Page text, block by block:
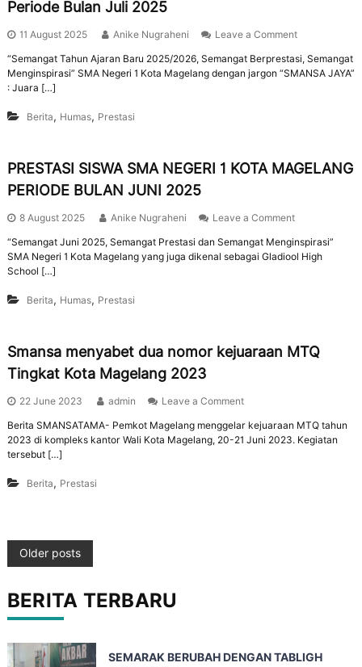
Periode Bulan Juli 2025
11 August 2025 Anike Nugraheni
Leave a Comment
“Semangat Tahun Ajaran Baru 2025/2026, Semangat Berprestasi, Semangat
Menginspirasi” SMA Negeri 1 Kota Magelang dengan jargon “SMANSA JAYA”
: Juara […]
Berita, Humas, Prestasi
PRESTASI SISWA SMA NEGERI 1 KOTA MAGELANG
PERIODE BULAN JUNI 2025
8 August 2025 Anike Nugraheni
Leave a Comment
“Semangat Juni 2025, Semangat Prestasi dan Semangat Menginspirasi”
SMA Negeri 1 Kota Magelang yang juga dikenal sebagai Gladiool High
School […]
Berita, Humas, Prestasi
Smansa menyabet dua nomor kejuaraan MTQ
Tingkat Kota Magelang 2023
22 June 2023 admin
Leave a Comment
Berita SMANSATAMA- Pemkot Magelang menggelar kejuaraan MTQ tahun
2023 di kompleks kantor Wali Kota Magelang, 20-21 Juni 2023. Kegiatan
tersebut […]
Berita, Prestasi
Older posts
BERITA TERBARU
SEMARAK BERUBAH DENGAN TABLIGH